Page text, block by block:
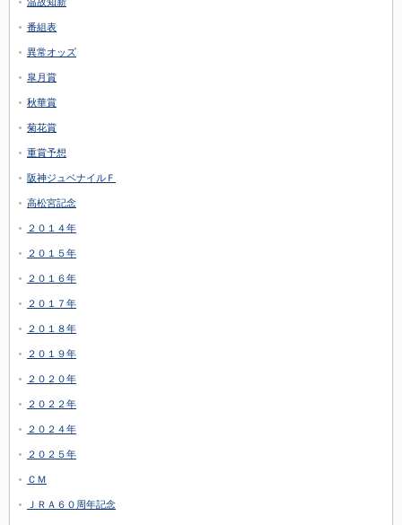
番組表
異常オッズ
皐月賞
秋華賞
菊花賞
重賞予想
阪神ジュベナイルＦ
高松宮記念
２０１４年
２０１５年
２０１６年
２０１７年
２０１８年
２０１９年
２０２０年
２０２２年
２０２４年
２０２５年
ＣＭ
ＪＲＡ６０周年記念